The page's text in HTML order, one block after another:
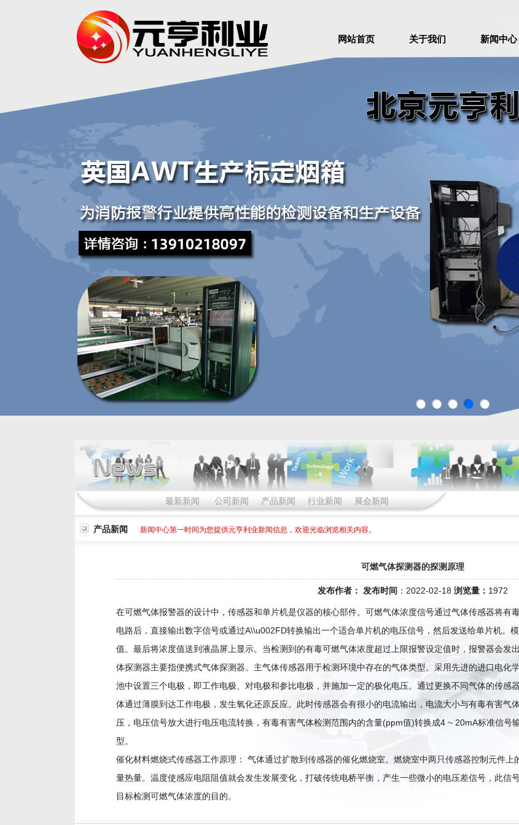
网站首页 关于我们 新闻中心
最新新闻 公司新闻 产品新闻 行业新闻 展会新闻
产品新闻 新闻中心第一时间为您提供元亨利业新闻信息，欢迎光临浏览相关内容。
可燃气体探测器的探测原理
发布作者： 发布时间 ：2022-02-18 浏览量： 1972
在可燃气体报警器的设计中，传感器和单片机是仪器的核心部件。可燃气体浓度信号通过气体传感器将有
电路后，直接输出数字信号或通过A\\u002FD转换输出一个适合单片机的电压信号，然后发送给单片机。
值。最后将浓度值送到液晶屏上显示。当检测到的有毒可燃气体浓度超过上限报警设定值时，报警器会发
体探测器主要指便携式气体探测器。主气体传感器用于检测环境中存在的气体类型。采用先进的进口电化
池中设置三个电极，即工作电极、对电极和参比电极，并施加一定的极化电压。通过更换不同气体的传感
体通过薄膜到达工作电极，发生氧化还原反应。此时传感器会有很小的电流输出，电流大小与有毒有害气
压，电压信号放大进行电压电流转换，有毒有害气体检测范围内的含量(ppm值)转换成4 ~ 20mA标准信号
型。
催化材料燃烧式传感器工作原理： 气体通过扩散到传感器的催化燃烧室。燃烧室中两只传感器控制元件
量热量。温度使感应电阻阻值就会发生发展变化，打破传统电桥平衡，产生一些微小的电压差信号，此信
目标检测可燃气体浓度的目的。